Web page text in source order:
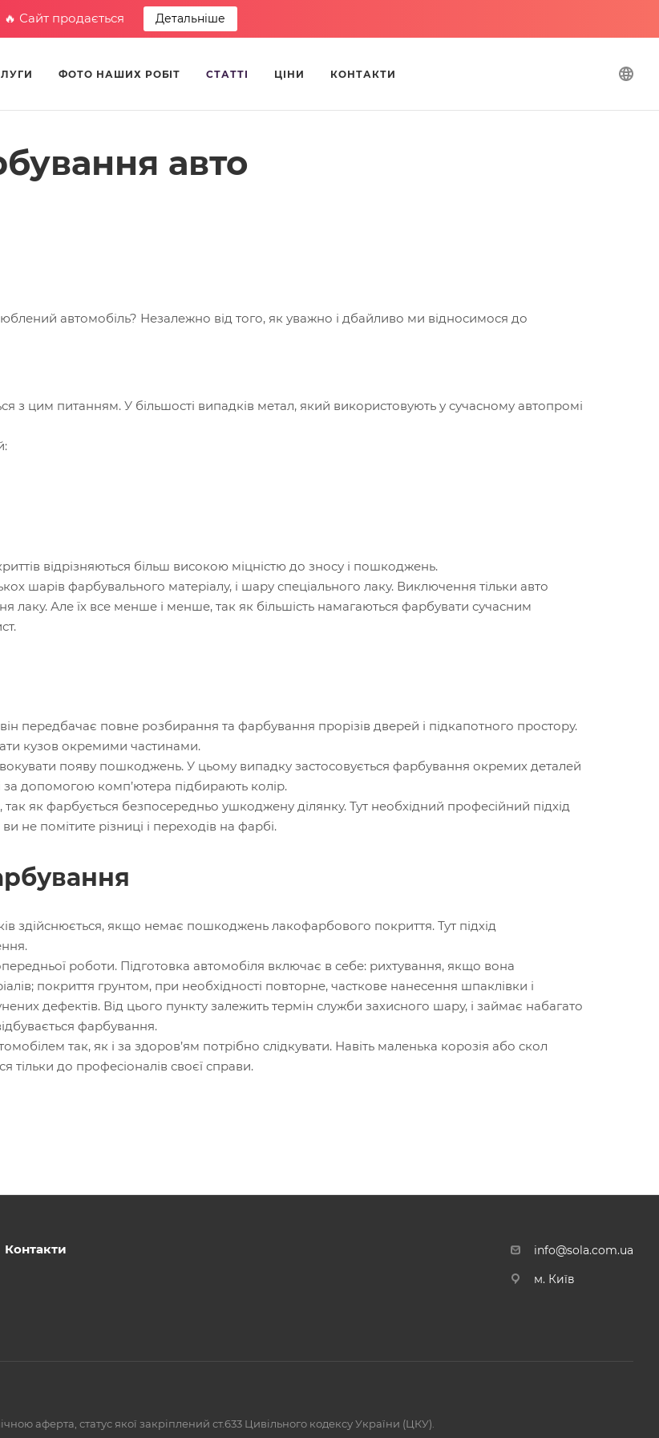
🔥 Сайт продається Детальніше
ФОТО НАШИХ РОБІТ СТАТТІ ЦІНИ КОНТАКТИ
авто
автомобіль? Незалежно від того, як уважно і дбайливо ми відносимося до
з цим питанням. У більшості випадків метал, який використовують у сучасному автопромі
відрізняються більш високою міцністю до зносу і пошкоджень.
шарів фарбувального матеріалу, і шару спеціального лаку. Виключення тільки авто
лаку. Але їх все менше і менше, так як більшість намагаються фарбувати сучасним
передбачає повне розбирання та фарбування прорізів дверей і підкапотного простору.
кузов окремими частинами.
появу пошкоджень. У цьому випадку застосовується фарбування окремих деталей
за допомогою комп’ютера підбирають колір.
як фарбується безпосередньо ушкоджену ділянку. Тут необхідний професійний підхід
не помітите різниці і переходів на фарбі.
здійснюється, якщо немає пошкоджень лакофарбового покриття. Тут підхід
роботи. Підготовка автомобіля включає в себе: рихтування, якщо вона
покриття грунтом, при необхідності повторне, часткове нанесення шпаклівки і
дефектів. Від цього пункту залежить термін служби захисного шару, і займає набагато
фарбування.
так, як і за здоров’ям потрібно слідкувати. Навіть маленька корозія або скол
тільки до професіоналів своєї справи.
Контакти
info@sola.com.ua
м. Київ
аферта, статус якої закріплений ст.633 Цивільного кодексу України (ЦКУ).